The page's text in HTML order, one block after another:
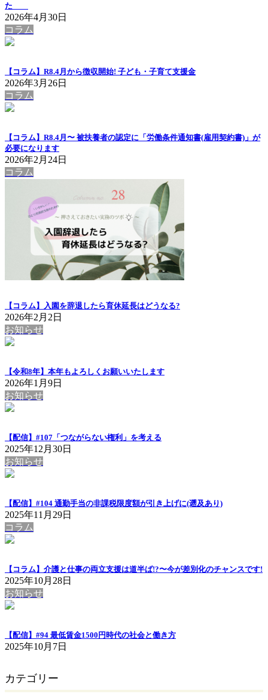
た
2026年4月30日
コラム
【コラム】R8.4月から徴収開始! 子ども・子育て支援金
2026年3月26日
コラム
【コラム】R8.4月〜 被扶養者の認定に「労働条件通知書(雇用契約書)」が
必要になります
2026年2月24日
コラム
【コラム】入園を辞退したら育休延長はどうなる?
2026年2月2日
お知らせ
【令和8年】本年もよろしくお願いいたします
2026年1月9日
お知らせ
【配信】#107「つながらない権利」を考える
2025年12月30日
お知らせ
【配信】#104 通勤手当の非課税限度額が引き上げに(遡及あり)
2025年11月29日
コラム
【コラム】介護と仕事の両立支援は道半ば!?〜今が差別化のチャンスです!
2025年10月28日
お知らせ
【配信】#94 最低賃金1500円時代の社会と働き方
2025年10月7日
カテゴリー